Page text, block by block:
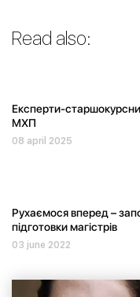
Read also:
Експерти-
МХП
08 april 2025
Рухаємося вперед –
підготовки магістрів
03 june 2022